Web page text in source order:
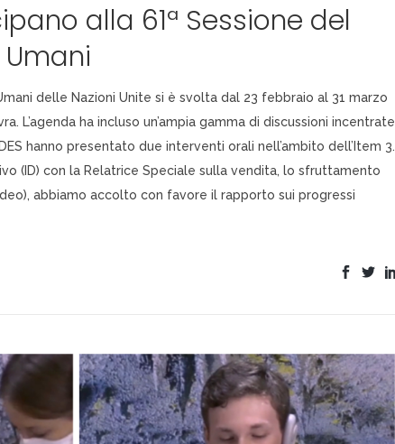
alla 61ª Sessione del
delle Nazioni Unite si è svolta dal 23 febbraio al 31 marzo
L’agenda ha incluso un’ampia gamma di discussioni incentrate
hanno presentato due interventi orali nell’ambito dell’Item 3.
(ID) con la Relatrice Speciale sulla vendita, lo sfruttamento
abbiamo accolto con favore il rapporto sui progressi